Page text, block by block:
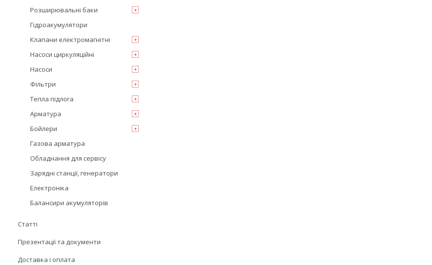
Розширювальні баки
Гідроакумулятори
Клапани електромагнітні
Насоси циркуляційні
Насоси
Фільтри
Тепла підлога
Арматура
Бойлери
Газова арматура
Обладнання для сервісу
Зарядні станції, генератори
Електроніка
Балансири акумуляторів
Статті
Презентації та документи
Доставка і оплата